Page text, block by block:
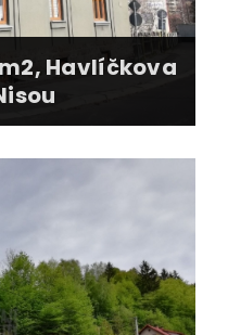
Havlíčkova
FB reklama, 3D
předání bytu
smluvní dokumentace
médií